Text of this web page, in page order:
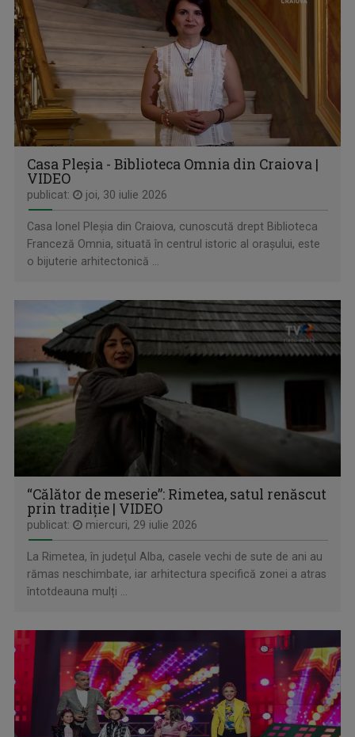
SPORT MAXIM
Sâmbătă, ora 15:00, la TVR3. Vineri, ora ...
SATUL MEU
Sâmbătă, duminică, ora 7.00, la TVR3
Duminică, ora 17.30
IAȘII MARILOR IUBIRI
Poveşti despre oraşul de odinioară şi cel de ...
Casa Pleșia - Biblioteca Omnia din Craiova |
VIDEO
publicat: joi, 30 iulie 2026
Casa Ionel Pleșia din Craiova, cunoscută drept Biblioteca
Franceză Omnia, situată în centrul istoric al orașului, este
o bijuterie arhitectonică ...
“Călător de meserie”: Rimetea, satul renăscut
prin tradiție | VIDEO
publicat: miercuri, 29 iulie 2026
La Rimetea, în județul Alba, casele vechi de sute de ani au
rămas neschimbate, iar arhitectura specifică zonei a atras
întotdeauna mulți ...